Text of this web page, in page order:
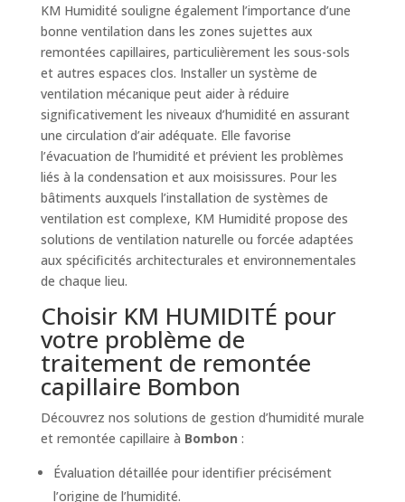
KM Humidité souligne également l’importance d’une
bonne ventilation dans les zones sujettes aux
remontées capillaires, particulièrement les sous-sols
et autres espaces clos. Installer un système de
ventilation mécanique peut aider à réduire
significativement les niveaux d’humidité en assurant
une circulation d’air adéquate. Elle favorise
l’évacuation de l’humidité et prévient les problèmes
liés à la condensation et aux moisissures. Pour les
bâtiments auxquels l’installation de systèmes de
ventilation est complexe, KM Humidité propose des
solutions de ventilation naturelle ou forcée adaptées
aux spécificités architecturales et environnementales
de chaque lieu.
Choisir KM HUMIDITÉ pour
votre problème de
traitement de remontée
capillaire Bombon
Découvrez nos solutions de gestion d’humidité murale
et remontée capillaire à Bombon :
Évaluation détaillée pour identifier précisément
l’origine de l’humidité.